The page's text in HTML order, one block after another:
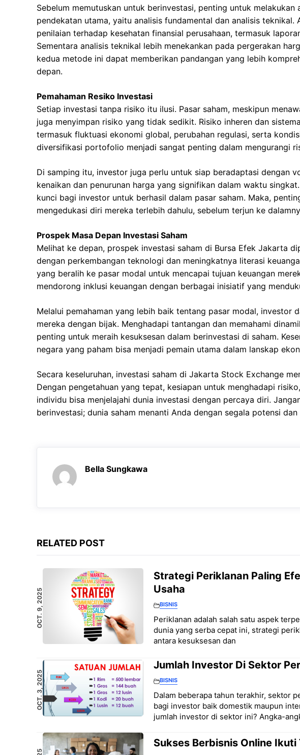
Sebelum memutuskan untuk berinvestasi, penting untuk melakukan
pendekatan utama, yaitu analisis fundamental dan analisis teknikal.
penilaian terhadap kesehatan finansial perusahaan, termasuk
Sementara analisis teknikal lebih menekankan pada pergerakan
kedua metode ini dapat memberikan pandangan yang lebih
depan.
Pemahaman Resiko Investasi
Setiap investasi tanpa risiko itu ilusi. Pasar saham, meskipun
juga menyimpan risiko yang tidak sedikit. Risiko inheren dan
termasuk fluktuasi ekonomi global, perubahan regulasi, serta
diversifikasi portofolio menjadi sangat penting dalam mengurangi
Di samping itu, investor juga perlu untuk siap beradaptasi dengan
kenaikan dan penurunan harga yang signifikan dalam waktu
kunci bagi investor untuk berhasil dalam pasar saham. Maka,
mengedukasi diri mereka terlebih dahulu, sebelum terjun ke
Prospek Masa Depan Investasi Saham
Melihat ke depan, prospek investasi saham di Bursa Efek Jakarta
dengan perkembangan teknologi dan meningkatnya literasi
yang beralih ke pasar modal untuk mencapai tujuan keuangan
mendorong inklusi keuangan dengan berbagai inisiatif yang
Melalui pemahaman yang lebih baik tentang pasar modal, investor
mereka dengan bijak. Menghadapi tantangan dan memahami
penting untuk meraih kesuksesan dalam berinvestasi di saham.
negara yang paham bisa menjadi pemain utama dalam lanskap
Secara keseluruhan, investasi saham di Jakarta Stock Exchange
Dengan pengetahuan yang tepat, kesiapan untuk menghadapi
individu bisa menjelajahi dunia investasi dengan percaya diri.
berinvestasi; dunia saham menanti Anda dengan segala potensi dan
Bella Sungkawa
RELATED POST
OCT. 9, 2025
Strategi Periklanan Paling
Usaha
BISNIS
Periklanan adalah salah satu aspek
dunia yang serba cepat ini, strategi
antara kesuksesan dan
OCT. 3, 2025
Jumlah Investor Di Sektor
BISNIS
Dalam beberapa tahun terakhir, sektor
bagi investor baik domestik maupun
jumlah investor di sektor ini? Angka-
Sukses Berbisnis Online